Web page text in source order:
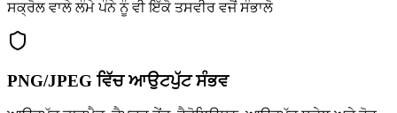
ਸਕ੍ਰੋਲ ਵਾਲੇ ਲੰਮੇ ਪੰਨੇ ਨੂੰ ਵੀ ਇੱਕੋ ਤਸਵੀਰ ਵਜੋਂ ਸੰਭਾਲੋ
PNG/JPEG ਵਿੱਚ ਆਉਟਪੁੱਟ ਸੰਭਵ